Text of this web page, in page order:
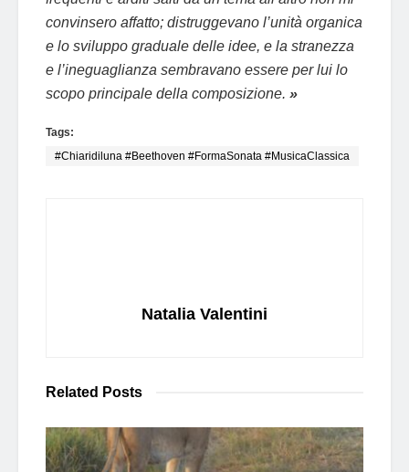
convinsero affatto; distruggevano l’unità organica
e lo sviluppo graduale delle idee, e la stranezza
e l’ineguaglianza sembravano essere per lui lo
scopo principale della composizione. »
Tags:
#Chiaridiluna #Beethoven #FormaSonata #MusicaClassica
Natalia Valentini
Related Posts